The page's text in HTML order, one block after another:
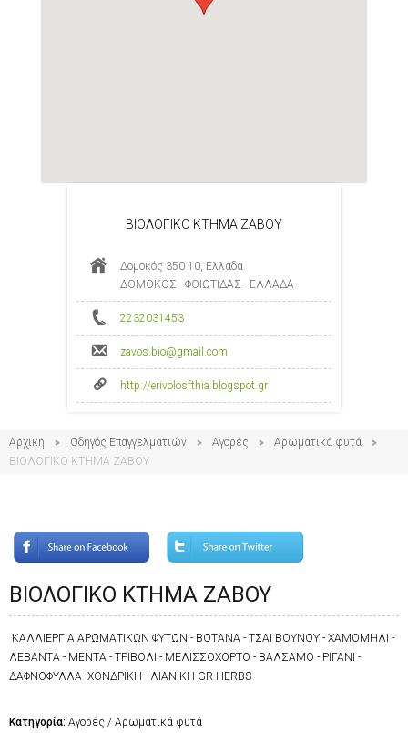
ΒΙΟΛΟΓΙΚΟ ΚΤΗΜΑ ΖΑΒΟΥ
Δομοκός 350 10, Ελλάδα
ΔΟΜΟΚΟΣ - ΦΘΙΩΤΙΔΑΣ - ΕΛΛΑΔΑ
2232031453
zavos.bio@gmail.com
http://erivolosfthia.blogspot.gr
Αρχική Οδηγός Επαγγελματιών Αγορές
Αρωματικά φυτά
ΒΙΟΛΟΓΙΚΟ ΚΤΗΜΑ ΖΑΒΟΥ
ΒΙΟΛΟΓΙΚΟ ΚΤΗΜΑ ΖΑΒΟΥ
ΚΑΛΛΙΕΡΓΙΑ ΑΡΩΜΑΤΙΚΩΝ ΦΥΤΩΝ - ΒΟΤΑΝΑ - ΤΣΑΙ ΒΟΥΝΟΥ - ΧΑΜΟΜΗΛΙ -
ΛΕΒΑΝΤΑ - ΜΕΝΤΑ - ΤΡΙΒΟΛΙ - ΜΕΛΙΣΣΟΧΟΡΤΟ - ΒΑΛΣΑΜΟ - ΡΙΓΑΝΙ -
ΔΑΦΝΟΦΥΛΛΑ- ΧΟΝΔΡΙΚΗ - ΛΙΑΝΙΚΗ GR HERBS
Κατηγορία: Αγορές / Αρωματικά φυτά